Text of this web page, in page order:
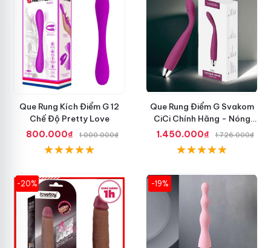
Que Rung Kích Điểm G 12
Chế Độ Pretty Love
800.000₫
1.000.000₫
Que Rung Điểm G Svakom
CiCi Chính Hãng - Nóng
Nhất Hiện Nay
1.450.000₫ 1.726.000₫
-20% -19%